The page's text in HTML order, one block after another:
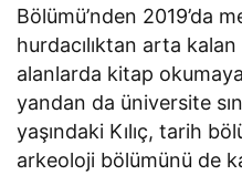
Bölümü’nden 2019’da
hurdacılıktan arta
alanlarda kitap
yandan da üniversite
yaşındaki Kılıç, tarih
arkeoloji bölümünü de